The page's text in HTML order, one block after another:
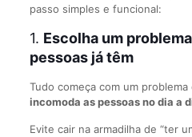
passo simples e funcional:
1. Escolha um
pessoas já têm
Tudo começa com um
incomoda as pessoas no dia a
Evite cair na armadilha de “ter